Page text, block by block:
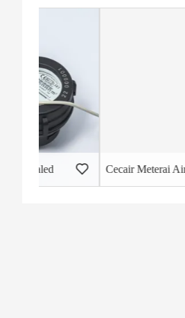
Cecair Meterai Air Meter Badan Plastik